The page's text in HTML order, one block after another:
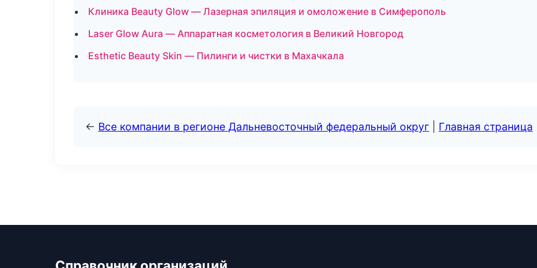
Клиника Beauty Glow — Лазерная эпиляция и омоложение в Симферополь
Laser Glow Aura — Аппаратная косметология в Великий Новгород
Esthetic Beauty Skin — Пилинги и чистки в Махачкала
← Все компании в регионе Дальневосточный федеральный округ Главная страница